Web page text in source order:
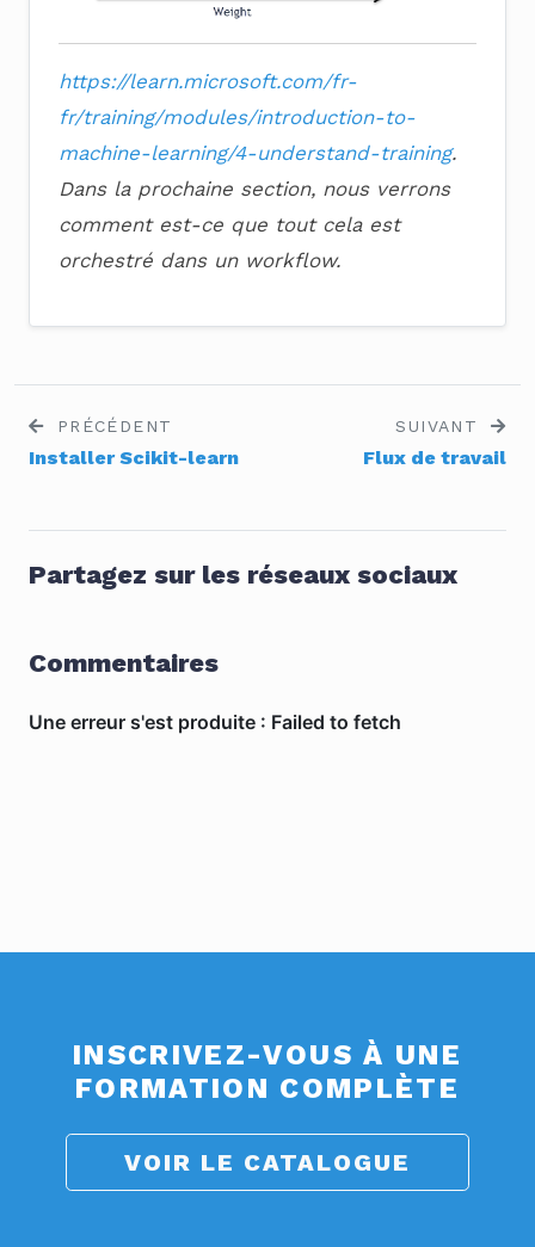
https://learn.microsoft.com/fr-
fr/training/modules/introduction-to-
machine-learning/4-understand-training.
Dans la prochaine section, nous verrons
comment est-ce que tout cela est
orchestré dans un workflow.
PRÉCÉDENT
Installer Scikit-learn
SUIVANT
Flux de travail
Partagez sur les réseaux sociaux
Commentaires
INSCRIVEZ-VOUS À UNE
FORMATION COMPLÈTE
VOIR LE CATALOGUE